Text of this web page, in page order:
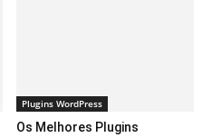
Plugins WordPress
Os Melhores Plugins